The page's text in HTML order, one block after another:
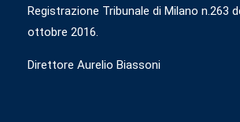
Registrazione Tribunale di Milano n.263
ottobre 2016.
Direttore Aurelio Biassoni